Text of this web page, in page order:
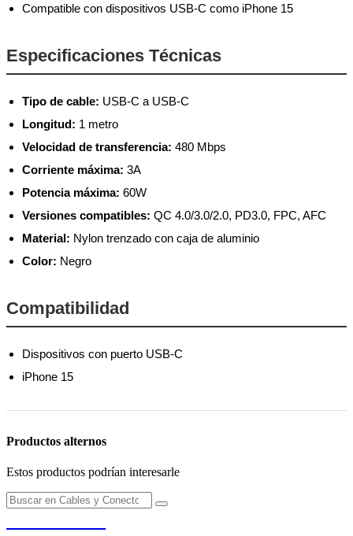
Compatible con dispositivos USB-C como iPhone 15
Especificaciones Técnicas
Tipo de cable: USB-C a USB-C
Longitud: 1 metro
Velocidad de transferencia: 480 Mbps
Corriente máxima: 3A
Potencia máxima: 60W
Versiones compatibles: QC 4.0/3.0/2.0, PD3.0, FPC, AFC
Material: Nylon trenzado con caja de aluminio
Color: Negro
Compatibilidad
Dispositivos con puerto USB-C
iPhone 15
Productos alternos
Estos productos podrían interesarle